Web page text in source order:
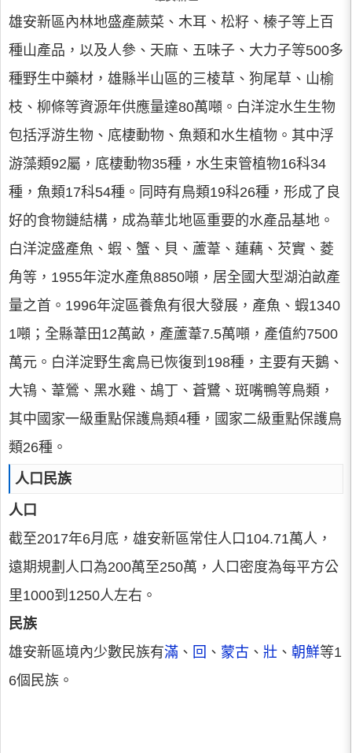
雄安新區內林地盛產蕨菜、木耳、松籽、榛子等上百
種山產品，以及人參、天麻、五味子、大力子等500多
種野生中藥材，雄縣半山區的三棱草、狗尾草、山榆
枝、柳條等資源年供應量達80萬噸。白洋淀水生生物
包括浮游生物、底棲動物、魚類和水生植物。其中浮
游藻類92屬，底棲動物35種，水生束管植物16科34
種，魚類17科54種。同時有鳥類19科26種，形成了良
好的食物鏈結構，成為華北地區重要的水產品基地。
白洋淀盛產魚、蝦、蟹、貝、蘆葦、蓮藕、芡實、菱
角等，1955年淀水產魚8850噸，居全國大型湖泊畝產
量之首。1996年淀區養魚有很大發展，產魚、蝦1340
1噸；全縣葦田12萬畝，產蘆葦7.5萬噸，產值約7500
萬元。白洋淀野生禽鳥已恢復到198種，主要有天鵝、
大鴇、葦鶯、黑水雞、鴣丁、蒼鷺、斑嘴鴨等鳥類，
其中國家一級重點保護鳥類4種，國家二級重點保護鳥
類26種。
人口民族
人口
截至2017年6月底，雄安新區常住人口104.71萬人，
遠期規劃人口為200萬至250萬，人口密度為每平方公
里1000到1250人左右。
民族
雄安新區境內少數民族有滿 、 回 、 蒙古 、 壯 、 朝鮮等1
6個民族。